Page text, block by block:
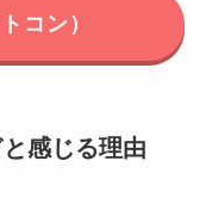
コン）
感じる理由